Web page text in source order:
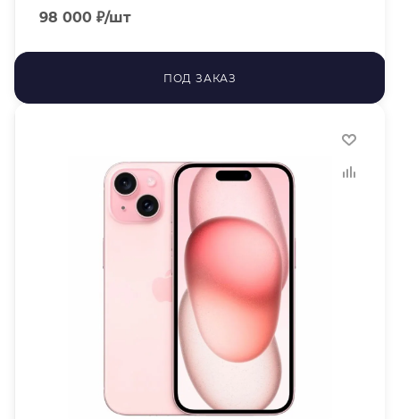
98 000 ₽/шт
ПОД ЗАКАЗ